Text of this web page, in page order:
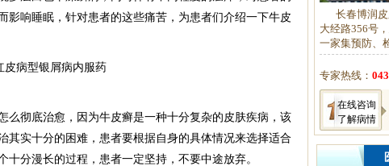
影响睡眠，针对患者的这些痛苦，为患者们介绍一下牛皮
彻底治愈，因为牛皮癣是一种十分复杂的皮肤疾病，该
其实十分的困难，患者要根据自身的具体情况来选择适合
分漫长的过程，患者一定坚持，不要中途放弃。
长春博润
大经路356号
一家集预防、
专家热线：
在线咨询
了解病情